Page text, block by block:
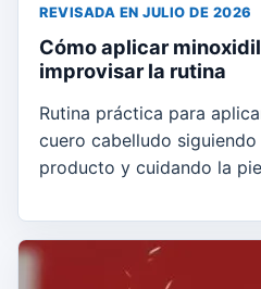
REVISADA EN JULIO DE 2026
Cómo aplicar
improvisar la rutina
Rutina práctica para
cuero cabelludo
producto y cuidando la